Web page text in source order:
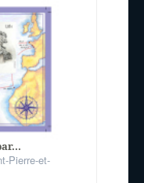
Pierre-et-